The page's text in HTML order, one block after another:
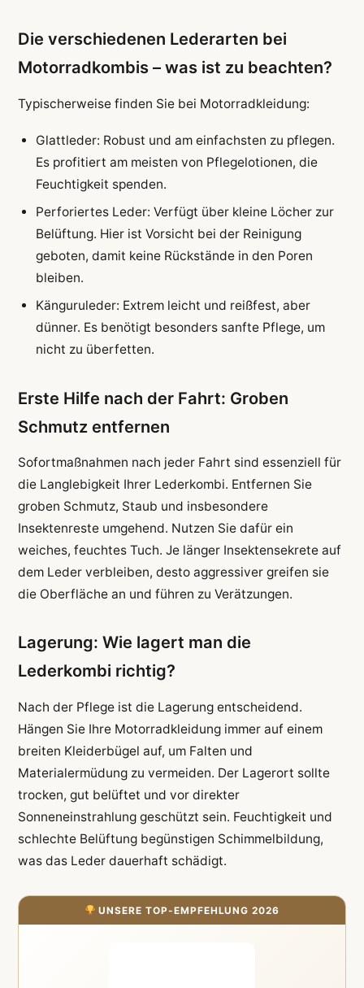
Die verschiedenen Lederarten bei
Motorradkombis – was ist zu beachten?
Typischerweise finden Sie bei Motorradkleidung:
Glattleder: Robust und am einfachsten zu pflegen.
Es profitiert am meisten von Pflegelotionen, die
Feuchtigkeit spenden.
Perforiertes Leder: Verfügt über kleine Löcher zur
Belüftung. Hier ist Vorsicht bei der Reinigung
geboten, damit keine Rückstände in den Poren
bleiben.
Känguruleder: Extrem leicht und reißfest, aber
dünner. Es benötigt besonders sanfte Pflege, um
nicht zu überfetten.
Erste Hilfe nach der Fahrt: Groben
Schmutz entfernen
Sofortmaßnahmen nach jeder Fahrt sind essenziell für
die Langlebigkeit Ihrer Lederkombi. Entfernen Sie
groben Schmutz, Staub und insbesondere
Insektenreste umgehend. Nutzen Sie dafür ein
weiches, feuchtes Tuch. Je länger Insektensekrete auf
dem Leder verbleiben, desto aggressiver greifen sie
die Oberfläche an und führen zu Verätzungen.
Lagerung: Wie lagert man die
Lederkombi richtig?
Nach der Pflege ist die Lagerung entscheidend.
Hängen Sie Ihre Motorradkleidung immer auf einem
breiten Kleiderbügel auf, um Falten und
Materialermüdung zu vermeiden. Der Lagerort sollte
trocken, gut belüftet und vor direkter
Sonneneinstrahlung geschützt sein. Feuchtigkeit und
schlechte Belüftung begünstigen Schimmelbildung,
was das Leder dauerhaft schädigt.
UNSERE TOP-EMPFEHLUNG 2026